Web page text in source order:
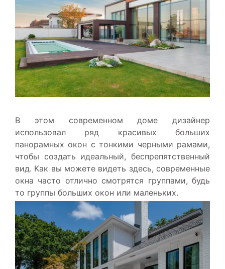
В этом современном доме дизайнер
использовал ряд красивых больших
панорамных окон с тонкими черными рамами,
чтобы создать идеальный, беспрепятственный
вид. Как вы можете видеть здесь, современные
окна часто отлично смотрятся группами, будь
то группы больших окон или маленьких.